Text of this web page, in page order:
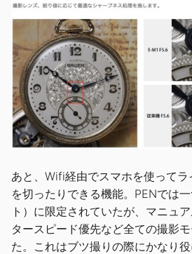
あと、Wifi経由でスマホを使って
を切ったりできる機能。PENでは
ト）に限定されていたが、マニュ
タースピード優先など全ての撮影
た。これはブツ撮りの際にかなり役